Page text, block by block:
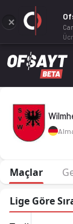
Maçlar
Lige Göre